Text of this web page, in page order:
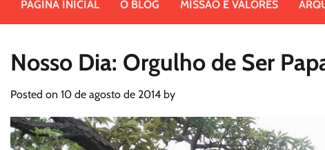
PÁGINA INICIAL O BLOG MISSÃO E VALORES
Nosso Dia: Orgulho de Ser
Posted on 10 de agosto de 2014 by